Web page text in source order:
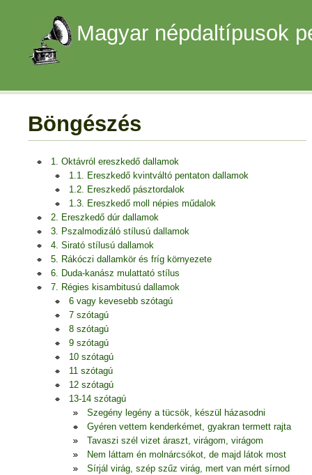
Magyar népdaltípusok
Böngészés
1. Oktávról ereszkedő dallamok
1.1. Ereszkedő kvintváltó pentaton dallamok
1.2. Ereszkedő pásztordalok
1.3. Ereszkedő moll népies műdalok
2. Ereszkedő dúr dallamok
3. Pszalmodizáló stílusú dallamok
4. Sirató stílusú dallamok
5. Rákóczi dallamkör és fríg környezete
6. Duda-kanász mulattató stílus
7. Régies kisambitusú dallamok
6 vagy kevesebb szótagú
7 szótagú
8 szótagú
9 szótagú
10 szótagú
11 szótagú
12 szótagú
13-14 szótagú
Szegény legény a tücsök, készül házasodni
Gyéren vettem kenderkémet, gyakran termett rajta
Tavaszi szél vizet áraszt, virágom, virágom
Nem láttam én molnárcsókot, de majd látok most
Sírjál virág, szép szűz virág, mert van mért sírnod